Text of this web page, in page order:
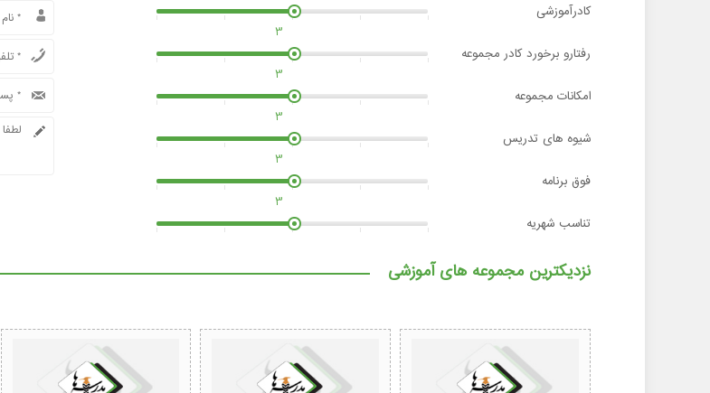
کادرآموزشی
رفتارو برخورد کادر مجموعه
3
امکانات مجموعه
3
شیوه های تدریس
3
فوق برنامه
3
تناسب شهریه
3
نزدیکترین مجموعه های آموزشی